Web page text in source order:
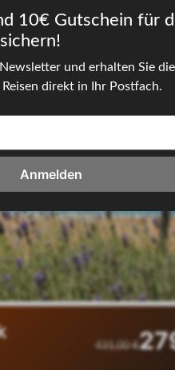
431,00 €
10€ Gutschein für
und erhalten Sie
direkt in Ihr Postfach.
Anmelden